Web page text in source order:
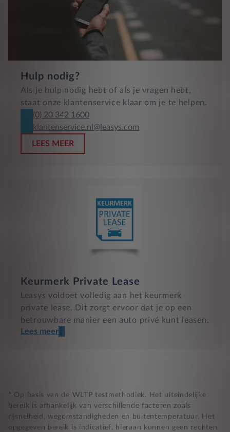
Hulp nodig?
Als je hulp nodig hebt of als je vragen hebt,
staat onze klantenservice klaar om je te helpen.
(0) 20 342 1600
klantenservice.nl@leasys.com
LEES MEER
Keurmerk Private Lease
Leasys voldoet volledig aan het keurmerk
private lease. Dit zorgt ervoor dat je op een
betrouwbare manier een auto privé kunt leasen.
Nooit te hoge financiële lasten
BB 14 dagen bedenktijd
Lees meer
* Op basis van de WLTP testmethodiek. Het uiteindelijke
bereik is afhankelijk van verschillende factoren zoals
rijsnelheid, wegomstandigheden en buitentemperatuur. Het
opgegeven bereik is indicatief, hieraan kunnen geen rechten